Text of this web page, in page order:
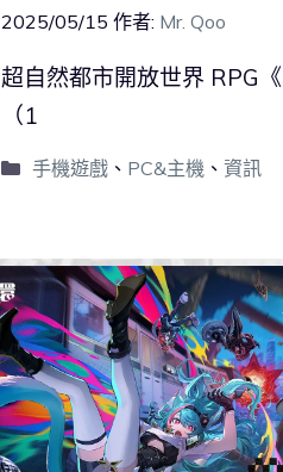
2025/05/15 作者: Mr. Qoo
超自然都市開放世界 RPG
（1
手機遊戲、 PC&主機、 資訊